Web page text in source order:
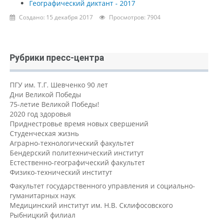
Географический диктант - 2017
Создано: 15 декабря 2017 Просмотров: 7904
Рубрики пресс-центра
ПГУ им. Т.Г. Шевченко 90 лет
Дни Великой Победы
75-летие Великой Победы!
2020 год здоровья
Приднестровье время новых свершений
Студенческая жизнь
Аграрно-технологический факультет
Бендерский политехнический институт
Естественно-географический факультет
Физико-технический институт
Факультет государственного управления и социально-
гуманитарных наук
Медицинский институт им. Н.В. Склифосовского
Рыбницкий филиал